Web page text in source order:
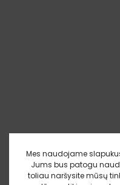
Mes naudojame
Jums bus patogu
toliau naršysite mūsų